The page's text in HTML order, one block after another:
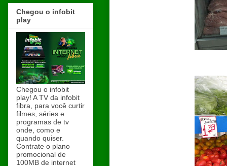
Chegou o infobit
play
Chegou o infobit
play! A TV da infobit
fibra, para você curtir
filmes, séries e
programas de tv
onde, como e
quando quiser.
Contrate o plano
promocional de
100MB de internet